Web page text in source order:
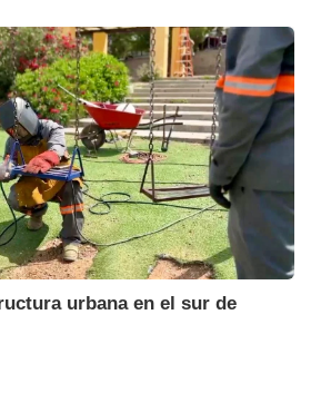
urbana en el sur de